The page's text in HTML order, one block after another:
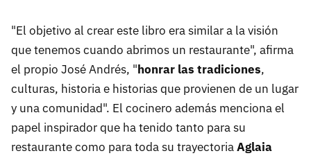
"El objetivo al crear este libro era similar a la visión
que tenemos cuando abrimos un restaurante", afirma
el propio José Andrés, "honrar las tradiciones,
culturas, historia e historias que provienen de un lugar
y una comunidad". El cocinero además menciona el
papel inspirador que ha tenido tanto para su
restaurante como para toda su trayectoriaAglaia